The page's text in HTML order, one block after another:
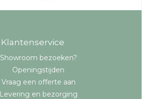
Klantenservice
Showroom bezoeken?
Openingstijden
Vraag een offerte aan
Levering en bezorging